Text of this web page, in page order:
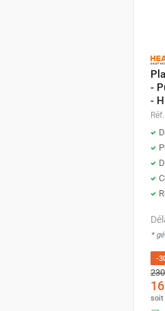
-
-
*
-
soit